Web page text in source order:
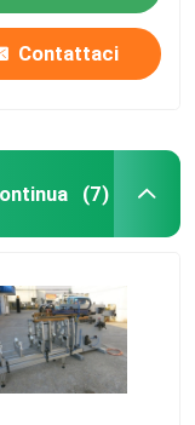
Contattaci
(7)